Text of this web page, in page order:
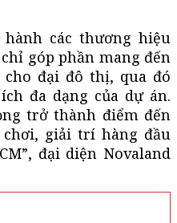
hành các thương hiệu
góp phần mang đến
cho đại đô thị, qua đó
đa dạng của dự án.
trở thành điểm đến
giải trí hàng đầu
đại diện Novaland